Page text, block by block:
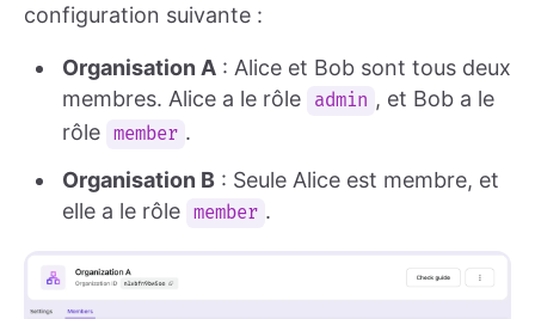
configuration suivante :
Organisation A : Alice et Bob sont tous deux
membres. Alice a le rôle
admin , et Bob a le
rôle member .
Organisation B : Seule Alice est membre, et
elle a le rôle member .